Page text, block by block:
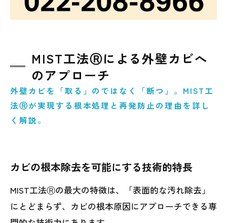
MIST工法Ⓡによる外壁カビへ
のアプローチ
外壁カビを「取る」のではなく「断つ」。MIST工
法Ⓡが実現する根本処理と再発防止の理由を詳し
く解説。
カビの根本除去を可能にする技術的特長
MIST工法Ⓡの最大の特徴は、「表面的な汚れ除去」
にとどまらず、カビの根本原因にアプローチできる専